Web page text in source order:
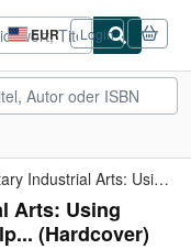
EUR
Seite
der
Einkaufseinstellungen.
Login
Teaching Elementary Industrial Arts: Using Industrial Arts ...
Arts: Using
(Hardcover)